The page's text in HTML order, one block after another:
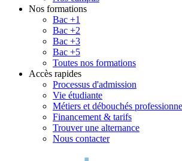
Nos formations
Bac +1
Bac +2
Bac +3
Bac +5
Toutes nos formations
Accès rapides
Processus d'admission
Vie étudiante
Métiers et débouchés
Financement & tarifs
Trouver une alternance
Nous contacter